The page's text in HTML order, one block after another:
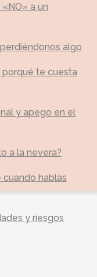
a un
algo
porqué te cuesta
y apego en el
a la nevera?
cuando hablas
y riesgos